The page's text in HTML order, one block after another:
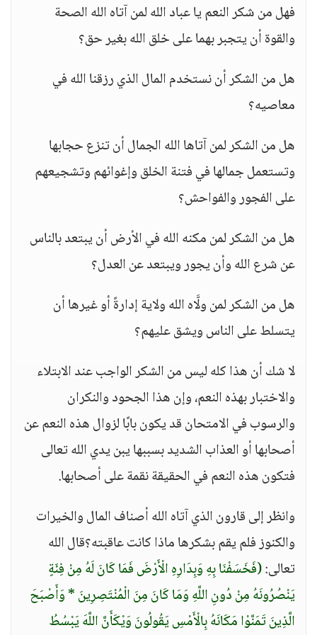
فهل من شكر النعم يا عباد الله لمن آتاه الله الصحة
والقوة أن يتجبر بهما على خلق الله بغير حق؟
هل من الشكر أن نستخدم المال الذي رزقنا الله في
معاصيه؟
هل من الشكر لمن آتاها الله الجمال أن تنزع حجابها
وتستعمل جمالها في فتنة الخلق وإغوائهم وتشجيعهم
على الفجور والفواحش؟
هل من الشكر لمن مكنه الله في الأرض أن يبتعد بالناس
عن شرع الله وأن يجور ويبتعد عن العدل؟
هل من الشكر لمن ولَّاه الله ولاية إدارةً أو غيرها أن
يتسلط على الناس ويشق عليهم؟
لا شك أن هذا كله ليس من الشكر الواجب عند الابتلاء
والاختبار بهذه النعم، وإن هذا الجحود والنكران
والرسوب في الامتحان قد يكون بابًا لزوال هذه النعم عن
أصحابها أو العذاب الشديد بسببها يبن يدي الله تعالى
فتكون هذه النعم في الحقيقة نقمة على أصحابها.
وانظر إلى قارون الذي آتاه الله أصناف المال والخيرات
والكنوز فلم يقم بشكرها ماذا كانت عاقبته؟قال الله
تعالى:(فَخَسَفْنَا بِهِ وَبِدَارِهِ الْأَرْضَ فَمَا كَانَ لَهُ مِنْ فِئَةٍ
يَنْصُرُونَهُ مِنْ دُونِ اللَّهِ وَمَا كَانَ مِنَ الْمُنْتَصِرِينَ * وَأَصْبَحَ
الَّذِينَ تَمَنَّوْا مَكَانَهُ بِالْأَمْسِ يَقُولُونَ وَيْكَأَنَّ اللَّهَ يَبْسُطُ